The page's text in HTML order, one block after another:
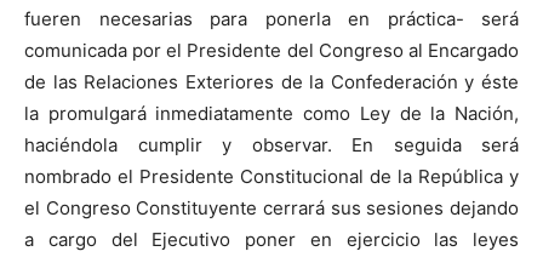
fueren necesarias para ponerla en práctica- será
comunicada por el Presidente del Congreso al Encargado
de las Relaciones Exteriores de la Confederación y éste
la promulgará inmediatamente como Ley de la Nación,
haciéndola cumplir y observar. En seguida será
nombrado el Presidente Constitucional de la República y
el Congreso Constituyente cerrará sus sesiones dejando
a cargo del Ejecutivo poner en ejercicio las leyes